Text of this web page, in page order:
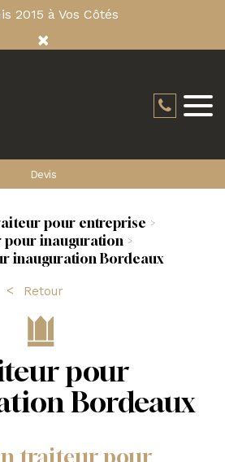
2015 à Vos Côtés
×
Devis
pour entreprise
inauguration
inauguration Bordeaux
Retour
pour
Bordeaux
traiteur pour